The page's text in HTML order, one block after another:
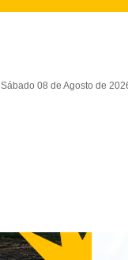
Sábado 08 de Agosto de